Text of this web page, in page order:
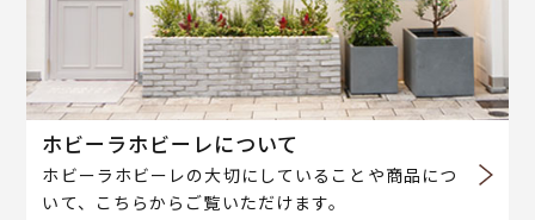
ホビーラホビーレについて
ホビーラホビーレの大切にしていることや商品につ
いて、こちらからご覧いただけます。